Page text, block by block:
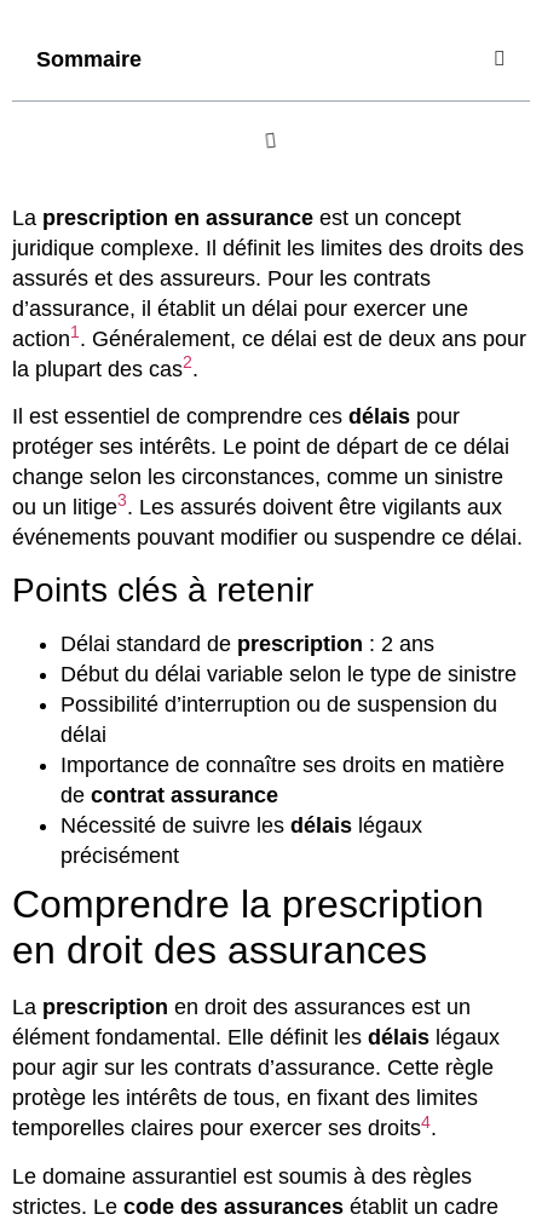
Sommaire
La prescription en assurance est un concept
juridique complexe. Il définit les limites des droits des
assurés et des assureurs. Pour les contrats
d’assurance, il établit un délai pour exercer une
action1 . Généralement, ce délai est de deux ans pour
la plupart des cas2.
Il est essentiel de comprendre ces délais pour
protéger ses intérêts. Le point de départ de ce délai
change selon les circonstances, comme un sinistre
ou un litige3. Les assurés doivent être vigilants aux
événements pouvant modifier ou suspendre ce délai.
Points clés à retenir
Délai standard de prescription : 2 ans
Début du délai variable selon le type de sinistre
Possibilité d’interruption ou de suspension du
délai
Importance de connaître ses droits en matière
de contrat assurance
Nécessité de suivre les délais légaux
précisément
Comprendre la prescription
en droit des assurances
La prescription en droit des assurances est un
élément fondamental. Elle définit les délais légaux
pour agir sur les contrats d’assurance. Cette règle
protège les intérêts de tous, en fixant des limites
temporelles claires pour exercer ses droits4.
Le domaine assurantiel est soumis à des règles
strictes. Le code des assurances établit un cadre